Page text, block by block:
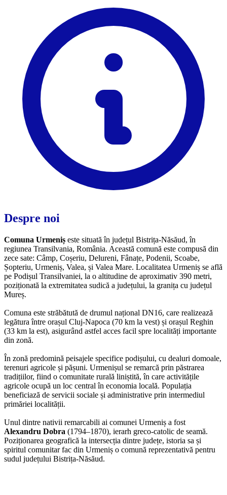
Despre noi
Comuna Urmeniș este situată în județul Bistrița-Năsăud, în
regiunea Transilvania, România. Această comună este compusă din
zece sate: Câmp, Coșeriu, Delureni, Fânațe, Podenii, Scoabe,
Șopteriu, Urmeniș, Valea, și Valea Mare. Localitatea Urmeniș se află
pe Podișul Transilvaniei, la o altitudine de aproximativ 390 metri,
poziționată la extremitatea sudică a județului, la granița cu județul
Mureș.
Comuna este străbătută de drumul național DN16, care realizează
legătura între orașul Cluj-Napoca (70 km la vest) și orașul Reghin
(33 km la est), asigurând astfel acces facil spre localități importante
din zonă.
În zonă predomină peisajele specifice podișului, cu dealuri domoale,
terenuri agricole și pășuni. Urmenișul se remarcă prin păstrarea
tradițiilor, fiind o comunitate rurală liniștită, în care activitățile
agricole ocupă un loc central în economia locală. Populația
beneficiază de servicii sociale și administrative prin intermediul
primăriei localității.
Unul dintre nativii remarcabili ai comunei Urmeniș a fost
Alexandru Dobra (1794–1870), ierarh greco-catolic de seamă.
Poziționarea geografică la intersecția dintre județe, istoria sa și
spiritul comunitar fac din Urmeniș o comună reprezentativă pentru
sudul județului Bistrița-Năsăud.